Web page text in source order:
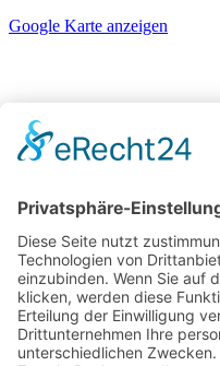
Google Karte anzeigen